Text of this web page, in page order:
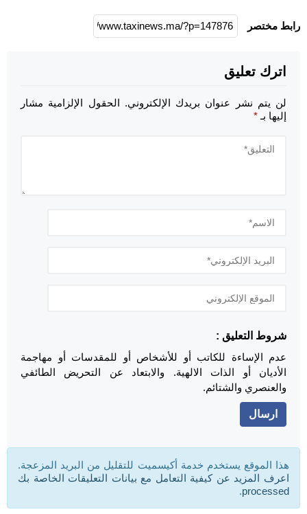
رابط مختصر
اترك تعليق
لن يتم نشر عنوان بريدك الإلكتروني. الحقول الإلزامية مشار
إليها بـ *
شروط التعليق :
عدم الإساءة للكاتب أو للأشخاص أو للمقدسات أو مهاجمة
الأديان أو الذات الالهية. والابتعاد عن التحريض الطائفي
والعنصري والشتائم.
هذا الموقع يستخدم خدمة أكيسميت للتقليل من البريد المزعجة.
اعرف المزيد عن كيفية التعامل مع بيانات التعليقات الخاصة بك
processed
.